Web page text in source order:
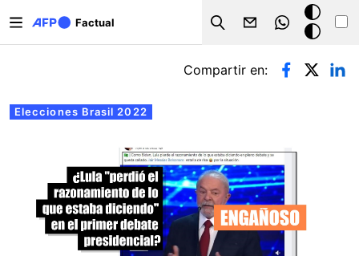
Factual
Search
Modo
oscuro
Solapas principales
Elecciones Brasil 2022
Compartir en: